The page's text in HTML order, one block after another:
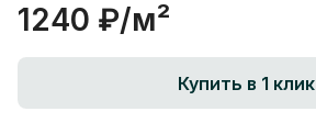
1240 ₽/м²
Купить в 1 клик